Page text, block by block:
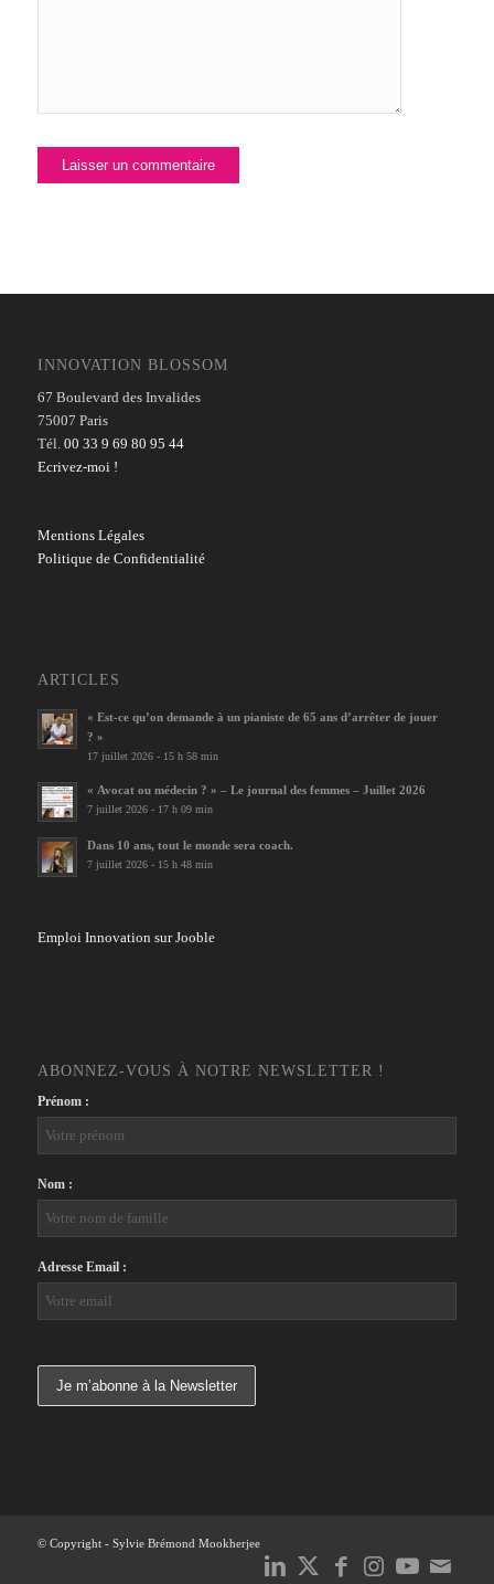
INNOVATION BLOSSOM
67 Boulevard des Invalides
75007 Paris
Tél. 00 33 9 69 80 95 44
Ecrivez-moi !
Mentions Légales
Politique de Confidentialité
ARTICLES
« Est-ce qu’on demande à un pianiste de 65 ans d’arrêter de jouer
? »
17 juillet 2026 - 15 h 58 min
« Avocat ou médecin ? » – Le journal des femmes – Juillet 2026
7 juillet 2026 - 17 h 09 min
Dans 10 ans, tout le monde sera coach.
7 juillet 2026 - 15 h 48 min
Emploi Innovation sur Jooble
ABONNEZ-VOUS À NOTRE NEWSLETTER !
Prénom :
Nom :
Adresse Email :
© Copyright - Sylvie Brémond Mookherjee